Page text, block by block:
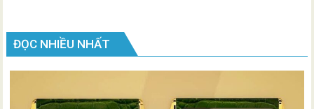
ĐỌC NHIỀU NHẤT